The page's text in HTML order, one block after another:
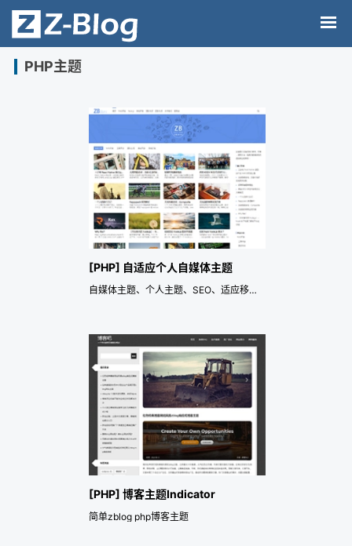
PHP主题
[PHP] 自适应个人自媒体主题
自媒体主题、个人主题、SEO、适应移动端
[PHP] 博客主题Indicator
简单zblog php博客主题